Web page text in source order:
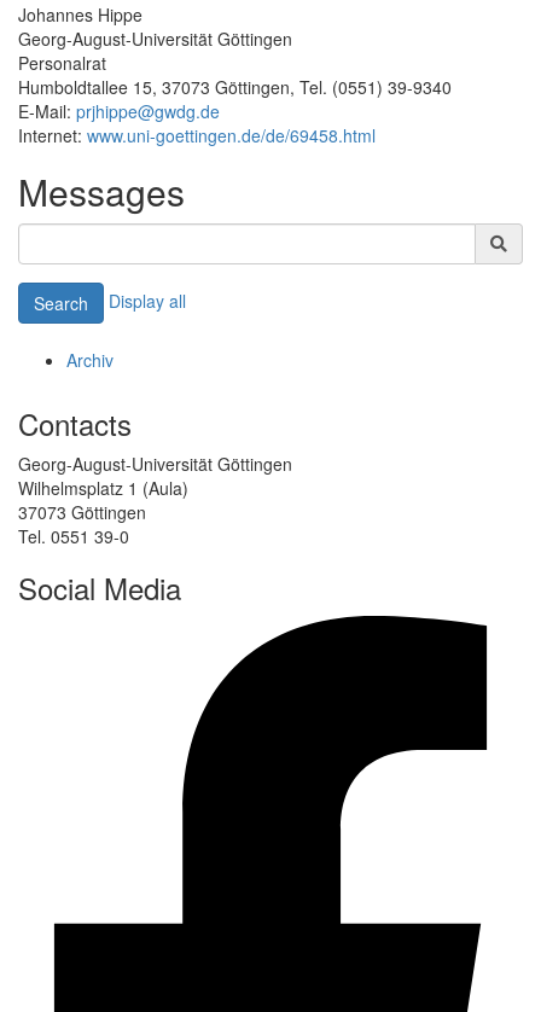
Johannes Hippe
Georg-August-Universität Göttingen
Personalrat
Humboldtallee 15, 37073 Göttingen, Tel. (0551) 39-9340
E-Mail: prjhippe@gwdg.de
Internet: www.uni-goettingen.de/de/69458.html
Messages
Search Display all
Archiv
Contacts
Georg-August-Universität Göttingen
Wilhelmsplatz 1 (Aula)
37073 Göttingen
Tel. 0551 39-0
Social Media